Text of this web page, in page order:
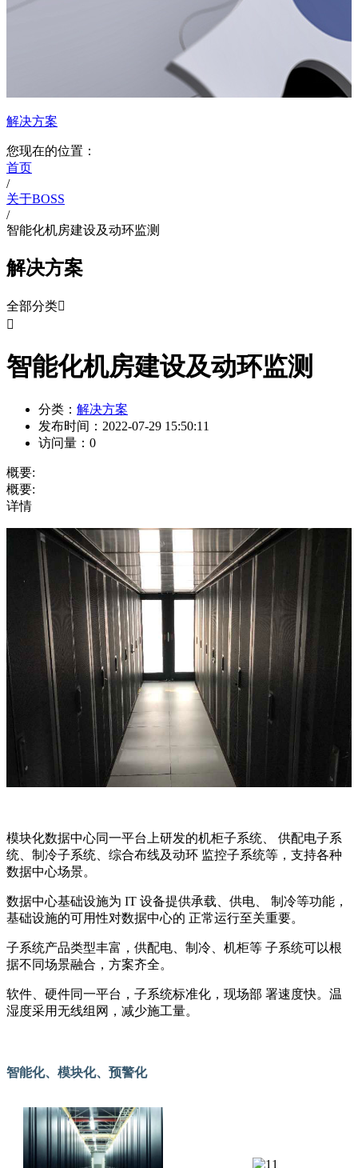
解决方案
您现在的位置：
首页
/
关于BOSS
/
智能化机房建设及动环监测
解决方案
全部分类

智能化机房建设及动环监测
分类： 解决方案
发布时间： 2022-07-29 15:50:11
访问量： 0
概要:
概要:
详情
模块化数据中心同一平台上研发的机柜子系统、 供配电子系
统、制冷子系统、综合布线及动环 监控子系统等，支持各种
数据中心场景。
数据中心基础设施为 IT 设备提供承载、供电、 制冷等功能，
基础设施的可用性对数据中心的 正常运行至关重要。
子系统产品类型丰富，供配电、制冷、机柜等 子系统可以根
据不同场景融合，方案齐全。
软件、硬件同一平台，子系统标准化，现场部 署速度快。温
湿度采用无线组网，减少施工量。
智能化、模块化、预警化